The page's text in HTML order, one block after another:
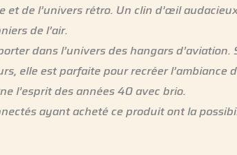
de l’univers rétro. Un clin d’œil
de l’air.
dans l’univers des hangars
elle est parfaite pour recréer l’ambiance
l’esprit des années 40 avec brio.
ayant acheté ce produit ont la